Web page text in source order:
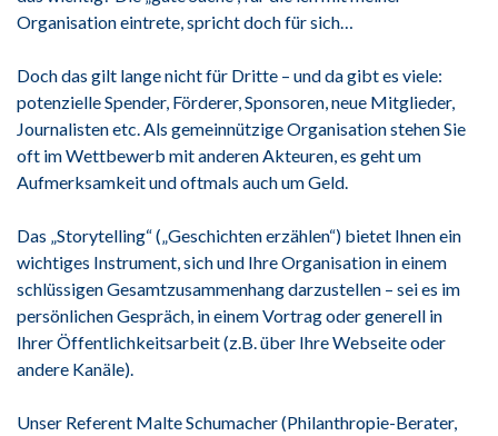
Organisation eintrete, spricht doch für sich…
Doch das gilt lange nicht für Dritte – und da gibt es viele:
potenzielle Spender, Förderer, Sponsoren, neue Mitglieder,
Journalisten etc. Als gemeinnützige Organisation stehen Sie
oft im Wettbewerb mit anderen Akteuren, es geht um
Aufmerksamkeit und oftmals auch um Geld.
Das „Storytelling“ („Geschichten erzählen“) bietet Ihnen ein
wichtiges Instrument, sich und Ihre Organisation in einem
schlüssigen Gesamtzusammenhang darzustellen – sei es im
persönlichen Gespräch, in einem Vortrag oder generell in
Ihrer Öffentlichkeitsarbeit (z.B. über Ihre Webseite oder
andere Kanäle).
Unser Referent Malte Schumacher (Philanthropie-Berater,